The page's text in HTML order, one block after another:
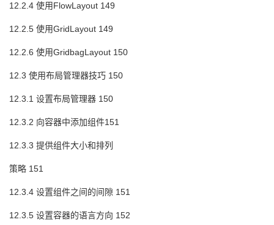
12.2.4 使用FlowLayout 149
12.2.5 使用GridLayout 149
12.2.6 使用GridbagLayout 150
12.3 使用布局管理器技巧 150
12.3.1 设置布局管理器 150
12.3.2 向容器中添加组件151
12.3.3 提供组件大小和排列
策略 151
12.3.4 设置组件之间的间隙 151
12.3.5 设置容器的语言方向 152